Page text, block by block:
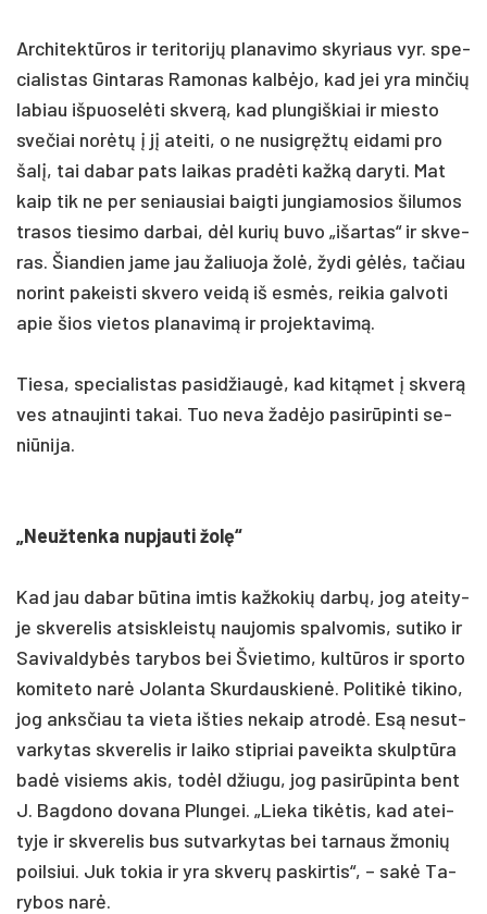
Ar­chi­tektū­ros ir te­ri­to­rijų pla­na­vi­mo sky­riaus vyr. spe­
cia­lis­tas Gin­ta­ras Ra­mo­nas kalbė­jo, kad jei yra min­čių
la­biau iš­puo­selė­ti skverą, kad plun­giš­kiai ir mies­to
sve­čiai norėtų į jį atei­ti, o ne nu­si­gręžtų ei­da­mi pro
šalį, tai da­bar pa­ts lai­kas pra­dėti kažką da­ry­ti. Mat
kaip tik ne per se­niau­siai baig­ti jun­gia­mo­sios ši­lu­mos
tra­sos tie­si­mo dar­bai, dėl ku­rių bu­vo „išar­tas“ ir skve­
ras. Šian­dien ja­me jau ža­liuo­ja žolė, žy­di gėlės, ta­čiau
no­rint pa­keis­ti skve­ro veidą iš esmės, rei­kia gal­vo­ti
apie šios vie­tos pla­na­vimą ir pro­jek­ta­vimą.
Tie­sa, spe­cia­lis­tas pa­si­džiaugė, kad kitą­met į skverą
ves at­nau­jin­ti ta­kai. Tuo ne­va žadė­jo pa­si­rūpin­ti se­
niū­ni­ja.
„Neuž­ten­ka nu­pjau­ti žolę“
Kad jau da­bar būti­na im­tis kaž­ko­kių darbų, jog atei­ty­
je skve­re­lis at­si­skleistų nau­jo­mis spal­vo­mis, su­ti­ko ir
Sa­vi­val­dybės ta­ry­bos bei Švie­ti­mo, kultū­ros ir spor­to
ko­mi­te­to narė Jo­lan­ta Skur­daus­kienė. Po­li­tikė ti­ki­no,
jog anks­čiau ta vie­ta iš­ties ne­kaip at­rodė. Esą ne­sut­
var­ky­tas skve­re­lis ir lai­ko stip­riai pa­veik­ta skulptū­ra
badė vi­siems akis, todėl džiu­gu, jog pa­si­rūpin­ta bent
J. Bag­do­no do­va­na Plun­gei. „Lie­ka tikė­tis, kad atei­
ty­je ir skve­re­lis bus su­tvar­ky­tas bei tar­naus žmo­nių
poil­siui. Juk to­kia ir yra skverų pa­skir­tis“, – sakė Ta­
ry­bos narė.